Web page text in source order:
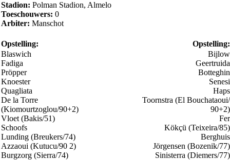
Stadion: Polman Stadion, Almelo
Toeschouwers: 0
Arbiter: Manschot
Opstelling:
Opstelling:
Blaswich
Fadiga
Pröpper
Knoester
Quagliata
De la Torre
(Kiomourtzoglou/90+2)
Vloet (Bakis/51)
Schoofs
Lunding (Breukers/74)
Azzaoui (Kutucu/90 2)
Burgzorg (Sierra/74)
Bijlow
Geertruida
Botteghin
Senesi
Haps
Toornstra (El Bouchataoui/
90+2)
Fer
Kökçü (Teixeira/85)
Berghuis
Jörgensen (Bozenik/77)
Sinisterra (Diemers/77)